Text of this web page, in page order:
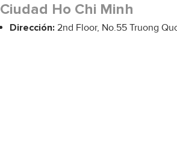
Ciudad Ho Chi Minh
Dirección: 2nd Floor, No.55 Truong